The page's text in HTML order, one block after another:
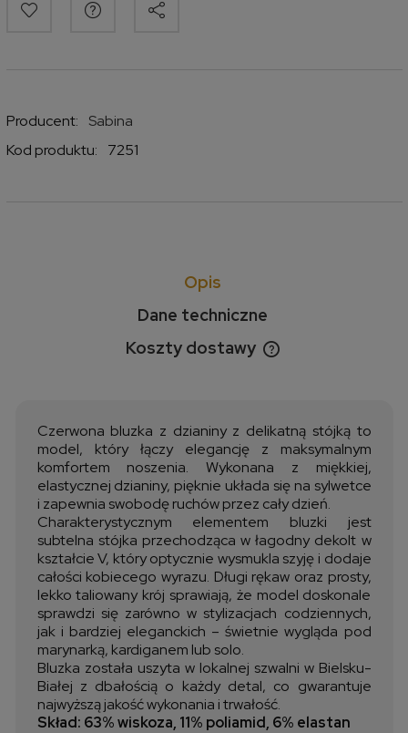
Producent:
Sabina
Kod produktu:
7251
Opis
Dane techniczne
Koszty dostawy
Cena nie zawiera ewentualnych kosztów płatności
Czerwona bluzka z dzianiny z delikatną stójką to
model, który łączy elegancję z maksymalnym
komfortem noszenia. Wykonana z miękkiej,
elastycznej dzianiny, pięknie układa się na sylwetce
i zapewnia swobodę ruchów przez cały dzień.
Charakterystycznym elementem bluzki jest
subtelna stójka przechodząca w łagodny dekolt w
kształcie V, który optycznie wysmukla szyję i dodaje
całości kobiecego wyrazu. Długi rękaw oraz prosty,
lekko taliowany krój sprawiają, że model doskonale
sprawdzi się zarówno w stylizacjach codziennych,
jak i bardziej eleganckich – świetnie wygląda pod
marynarką, kardiganem lub solo.
Bluzka została uszyta w lokalnej szwalni w Bielsku-
Białej z dbałością o każdy detal, co gwarantuje
najwyższą jakość wykonania i trwałość.
Skład: 63% wiskoza, 11% poliamid, 6% elastan